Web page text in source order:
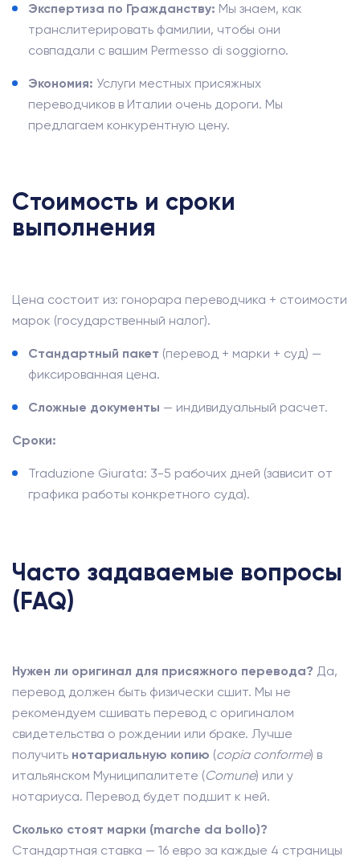
Экспертиза по Гражданству: Мы знаем, как
транслитерировать фамилии, чтобы они
совпадали с вашим Permesso di soggiorno.
Экономия: Услуги местных присяжных
переводчиков в Италии очень дороги. Мы
предлагаем конкурентную цену.
Стоимость и сроки
выполнения
Цена состоит из: гонорара переводчика + стоимости
марок (государственный налог).
Стандартный пакет (перевод + марки + суд) —
фиксированная цена.
Сложные документы — индивидуальный расчет.
Сроки:
Traduzione Giurata: 3-5 рабочих дней (зависит от
графика работы конкретного суда).
Часто задаваемые вопросы
(FAQ)
Нужен ли оригинал для присяжного перевода? Да,
перевод должен быть физически сшит. Мы не
рекомендуем сшивать перевод с оригиналом
свидетельства о рождении или браке. Лучше
получить нотариальную копию (copia conforme) в
итальянском Муниципалитете (Comune) или у
нотариуса. Перевод будет подшит к ней.
Сколько стоят марки (marche da bollo)?
Стандартная ставка — 16 евро за каждые 4 страницы